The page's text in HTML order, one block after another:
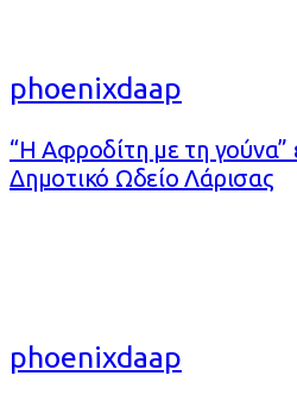
phoenixdaap
“Η Αφροδίτη με τη γούνα”
Δημοτικό Ωδείο Λάρισας
phoenixdaap